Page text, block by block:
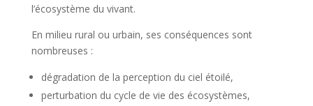
l’écosystème du vivant.
En milieu rural ou urbain, ses conséquences sont
nombreuses :
dégradation de la perception du ciel étoilé,
perturbation du cycle de vie des écosystèmes,